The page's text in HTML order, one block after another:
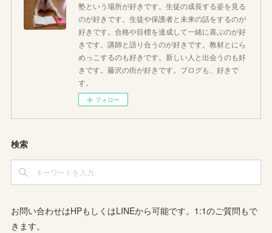
塾という場所が好きです。生徒の成長する姿を見る
のが好きです。生徒や保護者と未来の話をするのが
好きです。合格や目標を達成して一緒に喜ぶのが好
きです。講師と語り合うのが好きです。教材とにら
めっこするのも好きです。新しい人と出会うのも好
きです。藤沢の街が好きです。ブログも、好きで
す。
フォロー
検索
お問い合わせはHPもしくはLINEから可能です。1:1のご質問もで
きます。